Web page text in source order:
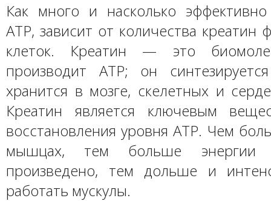
Как много и насколько эффективно
ATP, зависит от количества креатин
клеток. Креатин — это
производит ATP; он
хранится в мозге, скелетных и
Креатин является ключевым
восстановления уровня ATP. Чем
мышцах, тем больше энергии
произведено, тем дольше и
работать мускулы.